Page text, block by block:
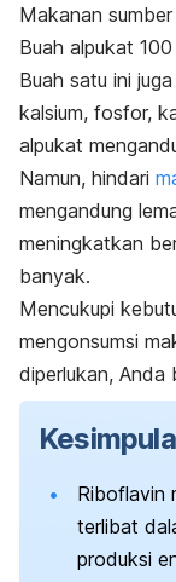
Makanan
Buah alpukat
Buah satu ini
kalsium, fosfor,
alpukat
Namun, hindari
mengandung
meningkatkan
banyak.
Mencukupi
mengonsumsi
diperlukan, Anda
Riboflavin
terlibat
produksi